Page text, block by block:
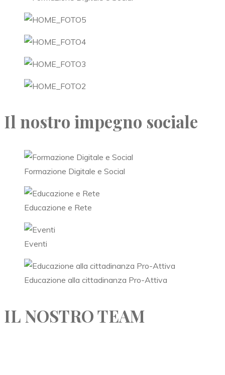
Il nostro impegno sociale
Formazione Digitale e Social
Educazione e Rete
Eventi
Educazione alla cittadinanza Pro-Attiva
IL NOSTRO TEAM